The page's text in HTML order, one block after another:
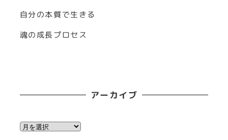
自分の本質で生きる
魂の成長プロセス
アーカイブ
ア